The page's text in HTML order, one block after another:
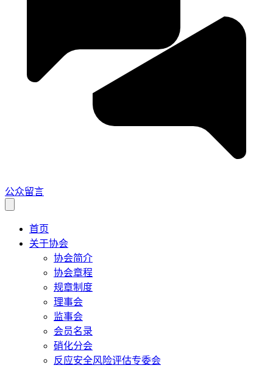
公众留言
首页
关于协会
协会简介
协会章程
规章制度
理事会
监事会
会员名录
硝化分会
反应安全风险评估专委会